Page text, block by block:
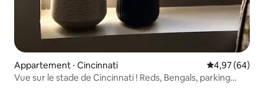
Appartement ⋅ Cincinnati Évaluation
4,97 (64)
Vue sur le stade de Cincinnati ! Reds, Bengals, parking